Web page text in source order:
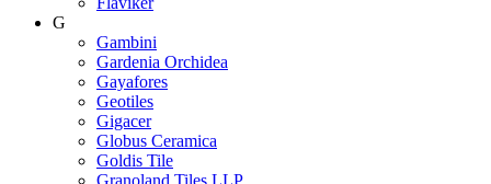
G
Gambini
Gardenia Orchidea
Gayafores
Geotiles
Gigacer
Globus Ceramica
Goldis Tile
Granoland Tiles LLP